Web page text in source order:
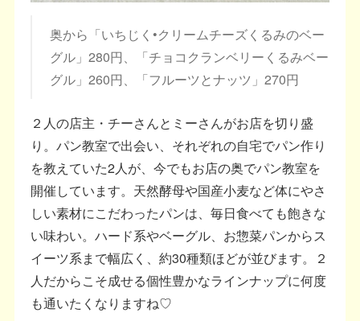
奥から「いちじく•クリームチーズくるみのベー
グル」280円、「チョコクランベリーくるみベー
グル」260円、「フルーツとナッツ」270円
２人の店主・チーさんとミーさんがお店を切り盛
り。パン教室で出会い、それぞれの自宅でパン作り
を教えていた2人が、今でもお店の奥でパン教室を
開催しています。天然酵母や国産小麦など体にやさ
しい素材にこだわったパンは、毎日食べても飽きな
い味わい。ハード系やベーグル、お惣菜パンからス
イーツ系まで幅広く、約30種類ほどが並びます。２
人だからこそ成せる個性豊かなラインナップに何度
も通いたくなりますね♡